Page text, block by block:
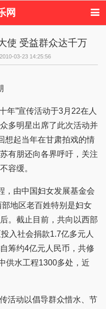
网
韩国娱乐
欧美娱乐
影视新闻
内地明星八卦
使 受益群众达千万
03-23 14:25:56
年”宣传活动于3月22在人
多明星出席了此次活动并
想起当年在甘肃拍戏的情
有朋还向各界呼吁，关注
容缓。
，由中国妇女发展基金会
地区老百姓特别是妇女
。截止目前，共向以西部
入社会捐款1.7亿多元人
筹约4亿元人民币，共修
供水工程1300多处，近
活动以倡导群众惜水、节